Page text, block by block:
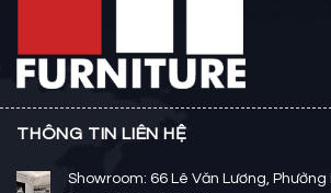
THÔNG TIN LIÊN HỆ
Showroom: 66 Lê Văn Lương, Phường